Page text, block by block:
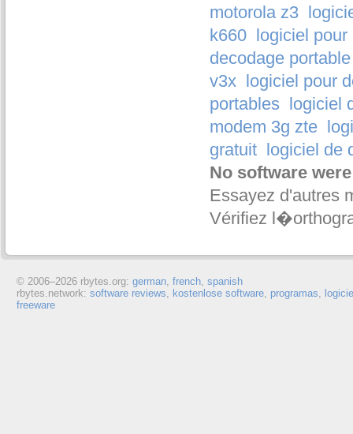
motorola z3
k660 logiciel
decodage
v3x logiciel pour
portables logiciel
modem 3g zte
gratuit logiciel de
No software
Essayez d'autres
Vérifiez
© 2006–2026 rbytes.org: german, french, spanish
rbytes.network: software reviews, kostenlose software, programas,
freeware